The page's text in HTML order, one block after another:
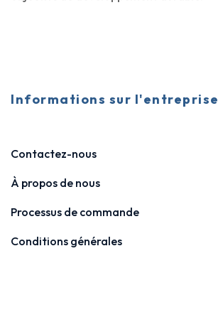
Informations sur l'entreprise
Contactez-nous
À propos de nous
Processus de commande
Conditions générales